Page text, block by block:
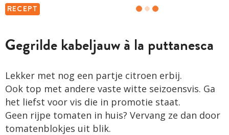
RECEPT
Gegrilde kabeljauw à la puttanesca
Lekker met nog een partje citroen erbij.
Ook top met andere vaste witte seizoensvis. Ga
het liefst voor vis die in promotie staat.
Geen rijpe tomaten in huis? Vervang ze dan door
tomatenblokjes uit blik.